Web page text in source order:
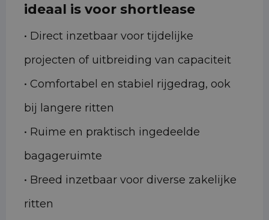
ideaal is voor shortlease
• Direct inzetbaar voor tijdelijke
projecten of uitbreiding van capaciteit
• Comfortabel en stabiel rijgedrag, ook
bij langere ritten
• Ruime en praktisch ingedeelde
bagageruimte
• Breed inzetbaar voor diverse zakelijke
ritten